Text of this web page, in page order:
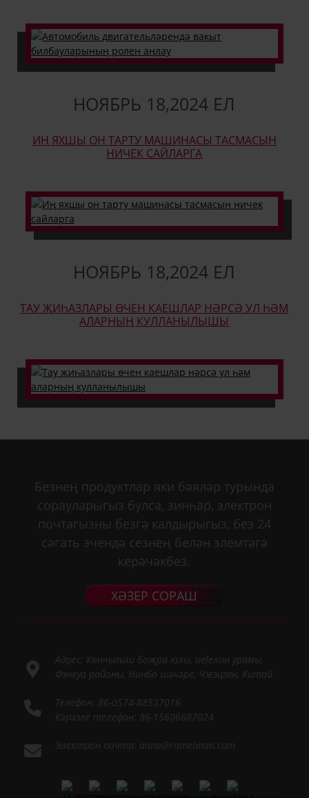
НОЯБРЬ 18,2024 ЕЛ
ИҢ ЯХШЫ ОН ТАРТУ МАШИНАСЫ ТАСМАСЫН
НИЧЕК САЙЛАРГА
НОЯБРЬ 18,2024 ЕЛ
ТАУ ҖИҺАЗЛАРЫ ӨЧЕН КАЕШЛАР НӘРСӘ УЛ ҺӘМ
АЛАРНЫҢ КУЛЛАНЫЛЫШЫ
Безнең продуктлар яки бәяләр турында
сорауларыгыз булса, зинһар, электрон
почтагызны безгә калдырыгыз, без 24
сәгать эчендә сезнең белән элемтәгә
керәчәкбез.
ХӘЗЕР СОРАШ
Адрес: Көнчыгыш боҗра юлы, uelелин урамы,
Фэнхуа районы, Нинбо шәһәре, Чжэцзян, Китай
Телефон: 86-0574-88537016
Кәрәзле телефон: 86-15606687024
Электрон почта: anna@ramelman.com